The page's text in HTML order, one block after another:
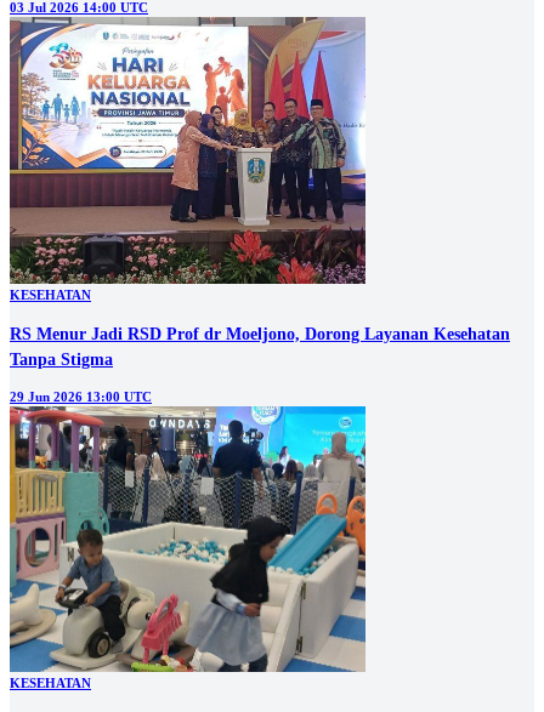
03 Jul 2026 14:00 UTC
KESEHATAN
RS Menur Jadi RSD Prof dr Moeljono, Dorong Layanan Kesehatan
Tanpa Stigma
29 Jun 2026 13:00 UTC
KESEHATAN